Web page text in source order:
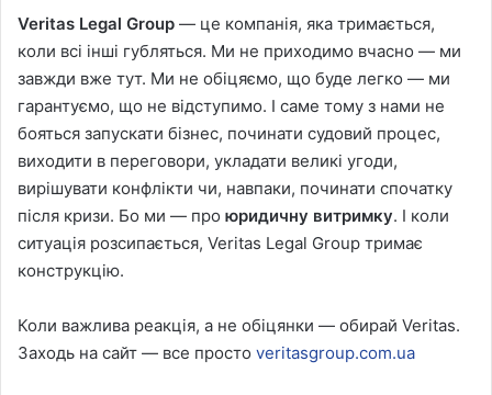
Veritas Legal Group — це компанія, яка тримається,
коли всі інші губляться. Ми не приходимо вчасно — ми
завжди вже тут. Ми не обіцяємо, що буде легко — ми
гарантуємо, що не відступимо. І саме тому з нами не
бояться запускати бізнес, починати судовий процес,
виходити в переговори, укладати великі угоди,
вирішувати конфлікти чи, навпаки, починати спочатку
після кризи. Бо ми — про юридичну витримку. І коли
ситуація розсипається, Veritas Legal Group тримає
конструкцію.
Коли важлива реакція, а не обіцянки — обирай Veritas.
Заходь на сайт — все просто veritasgroup.com.ua